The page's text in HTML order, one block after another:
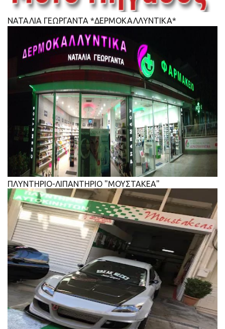
ΝΑΤΑΛΙΑ ΓΕΩΡΓΑΝΤΑ *ΔΕΡΜΟΚΑΛΛΥΝΤΙΚΑ*
ΠΛΥΝΤΗΡΙΟ-ΛΙΠΑΝΤΗΡΙΟ "ΜΟΥΣΤΑΚΕΑ"